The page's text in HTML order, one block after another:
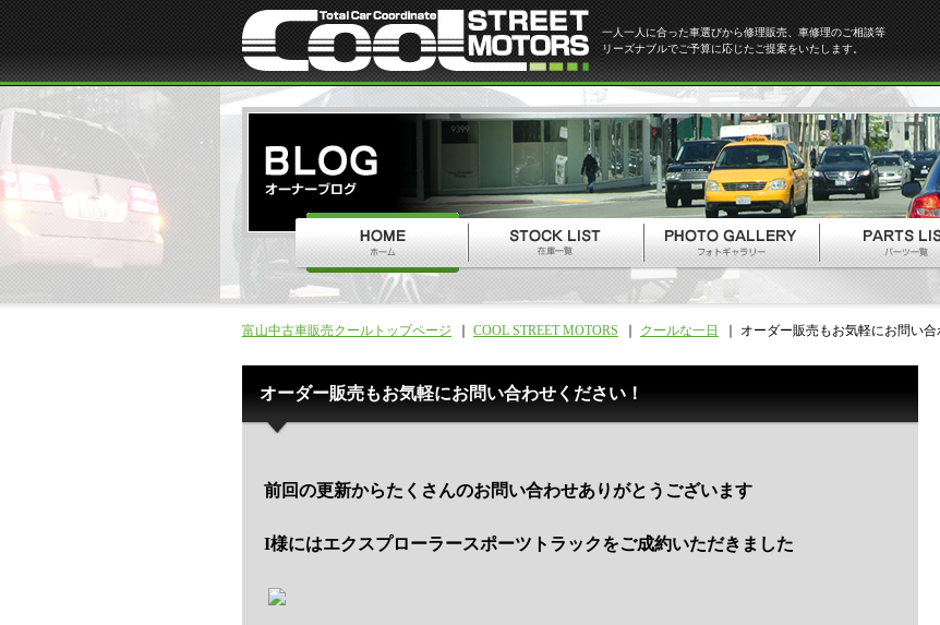
一人一人に合った車選びから修理販売、車修理のご相談等
リーズナブルでご予算に応じたご提案をいたします。
富山中古車販売クールトップページ COOL STREET MOTORS クールな一日 オーダー販売もお気軽にお問い合
オーダー販売もお気軽にお問い合わせください！
前回の更新からたくさんのお問い合わせありがとうございます
I様にはエクスプローラースポーツトラックをご成約いただきました